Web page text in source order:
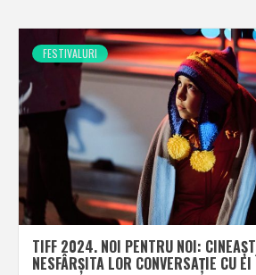
FESTIVALURI
TIFF 2024. NOI PENTRU NOI:
NESFÂRȘITA LOR CONVERSAȚIE CU